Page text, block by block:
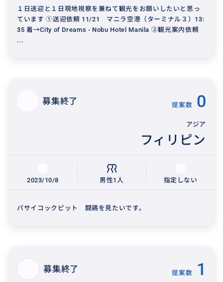
１日送迎と１日現地視察を兼ねて観光をお願いしたいと思っ
ています ①送迎依頼 11/21 マニラ空港（ターミナル３）13:
35 着→City of Dreams - Nobu Hotel Manila ②観光案内依頼
...
募集終了 提案数 0
アジア
フィリピン
2023/10/8 男性1人 指定しない
パサイコックピット 闘鶏を見たいです。
募集終了 提案数 1